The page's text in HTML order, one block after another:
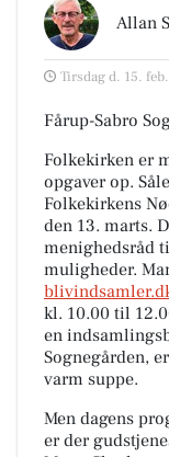
Allan
Tirsdag d. 15.
Fårup-Sabro
Folkekirken er
opgaver op.
Folkekirkens
den 13. marts.
menighedsråd
muligheder.
kl. 10.00 til
en
Sognegården,
varm suppe.
Men dagens
er der